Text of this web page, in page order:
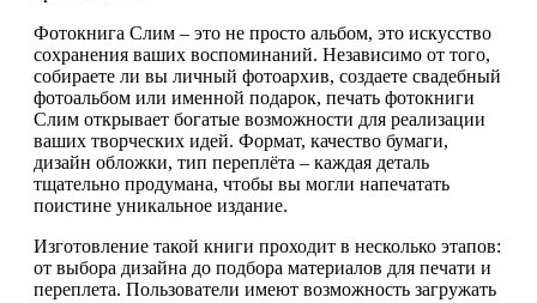
Фотокнига Слим – это не просто альбом, это искусство
сохранения ваших воспоминаний. Независимо от того,
собираете ли вы личный фотоархив, создаете свадебный
фотоальбом или именной подарок, печать фотокниги
Слим открывает богатые возможности для реализации
ваших творческих идей. Формат, качество бумаги,
дизайн обложки, тип переплёта – каждая деталь
тщательно продумана, чтобы вы могли напечатать
поистине уникальное издание.
Изготовление такой книги проходит в несколько этапов:
от выбора дизайна до подбора материалов для печати и
переплета. Пользователи имеют возможность загружать